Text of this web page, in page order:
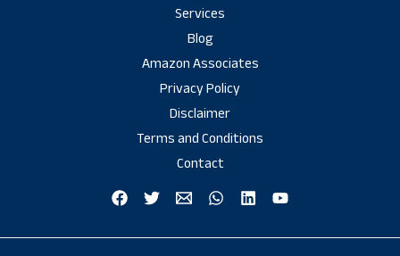
Services
Blog
Amazon Associates
Privacy Policy
Disclaimer
Terms and Conditions
Contact